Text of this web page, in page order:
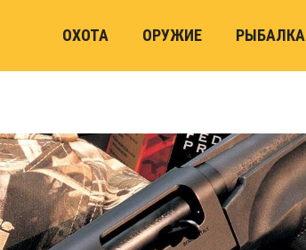
ОХОТА ОРУЖИЕ РЫБАЛКА